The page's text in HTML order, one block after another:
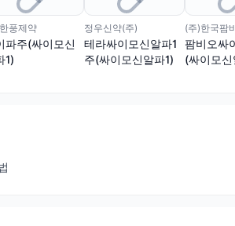
풍제약
파주(싸이모신
1)
정우신약(주)
테라싸이모신알파1
주(싸이모신알파1)
(주)한국팜
팜비오싸
(싸이모신